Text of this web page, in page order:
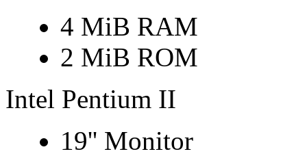
4 MiB RAM
2 MiB ROM
Intel Pentium II
19'' Monitor